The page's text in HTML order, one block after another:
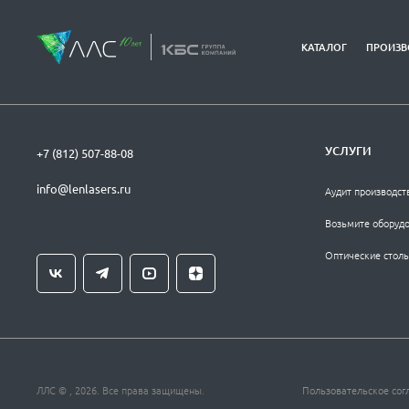
КАТАЛОГ
+7 (812) 507-88-08
info@lenlasers.ru
УСЛУГИ
Аудит
Возьмите
Оптические
ЛЛС © , 2026. Все права защищены. Пользовательское